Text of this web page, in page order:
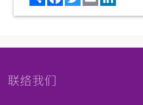
联络我们